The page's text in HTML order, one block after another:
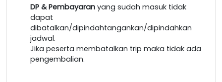
DP & Pembayaran yang sudah masuk tidak
dapat
dibatalkan/dipindahtangankan/dipindahkan
jadwal.
Jika peserta membatalkan trip maka tidak ada
pengembalian.